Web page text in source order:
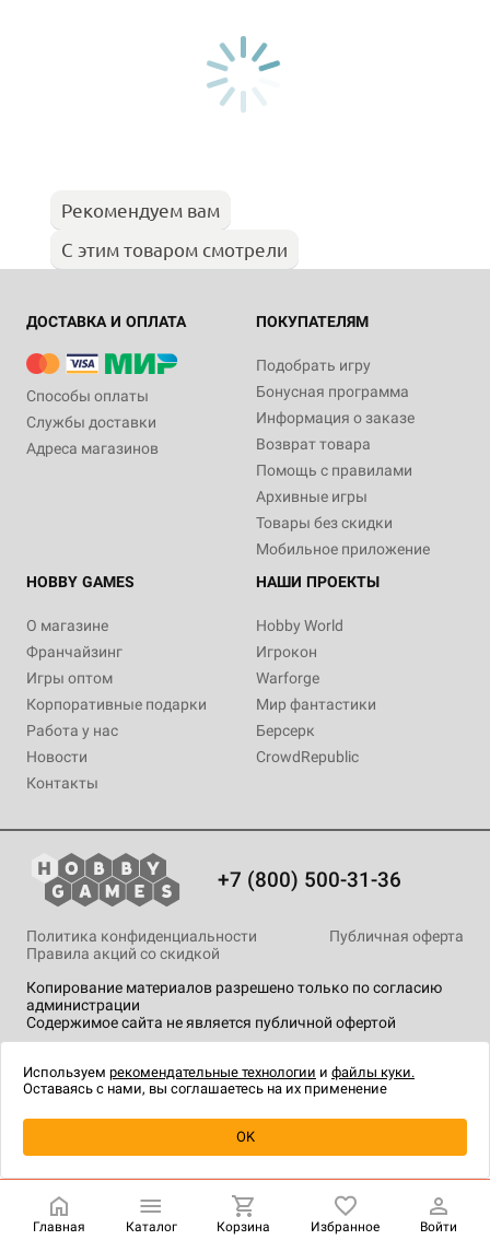
Уведомить о наличии
Рекомендуем вам
С этим товаром смотрели
ДОСТАВКА И ОПЛАТА
Способы оплаты
Службы доставки
Адреса магазинов
ПОКУПАТЕЛЯМ
Подобрать игру
Бонусная программа
Информация о заказе
Возврат товара
Помощь с правилами
Архивные игры
Товары без скидки
Мобильное приложение
HOBBY GAMES
О магазине
Франчайзинг
Игры оптом
Корпоративные подарки
Работа у нас
Новости
Контакты
НАШИ ПРОЕКТЫ
Hobby World
Игрокон
Warforge
Мир фантастики
Берсерк
CrowdRepublic
+7 (800) 500-31-36
Копирование материалов разрешено только по согласию
администрации
Содержимое сайта не является публичной офертой
Политика конфиденциальности
Публичная оферта
Правила акций со скидкой
технологии.
Главная Каталог Корзина Избранное Войти
Используем рекомендательные технологии и файлы куки.
Оставаясь с нами, вы соглашаетесь на их применение
OK